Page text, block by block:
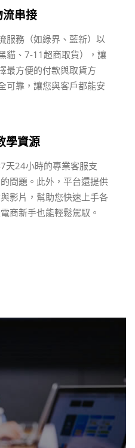
流串接
服務（如綠界、藍新）以
貓、7-11超商取貨），讓
最方便的付款與取貨方
可靠，讓您與客戶都能安
學資源
天24小時的專業客服支
問題。此外，平台還提供
影片，幫助您快速上手各
商新手也能輕鬆駕馭。